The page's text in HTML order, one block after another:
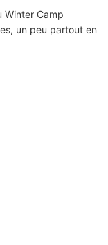
Winter Camp
un peu partout en